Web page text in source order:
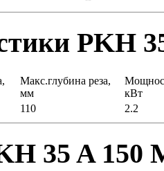
PKH
Макс.глубина реза,
мм
кВт
110 2.2
35 A 150